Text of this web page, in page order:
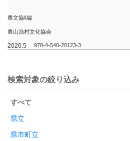
農文協‖編
農山漁村文化協会
2020.5 978-4-540-20123-3
検索対象の絞り込み
すべて
県立
県市町立